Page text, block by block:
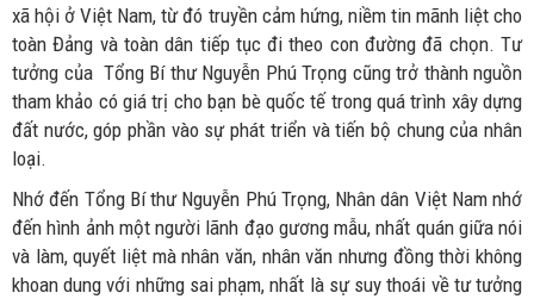
xã hội ở Việt Nam, từ đó truyền cảm hứng, niềm tin mãnh liệt cho
toàn Đảng và toàn dân tiếp tục đi theo con đường đã chọn. Tư
tưởng của Tổng Bí thư Nguyễn Phú Trọng cũng trở thành nguồn
tham khảo có giá trị cho bạn bè quốc tế trong quá trình xây dựng
đất nước, góp phần vào sự phát triển và tiến bộ chung của nhân
loại.
Nhớ đến Tổng Bí thư Nguyễn Phú Trọng, Nhân dân Việt Nam nhớ
đến hình ảnh một người lãnh đạo gương mẫu, nhất quán giữa nói
và làm, quyết liệt mà nhân văn, nhân văn nhưng đồng thời không
khoan dung với những sai phạm, nhất là sự suy thoái về tư tưởng